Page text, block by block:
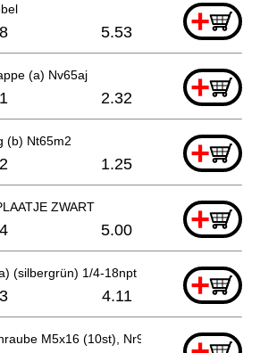
+
5.53
(a) Nv65aj +
2.32
(b) Nt65m2 +
1.25
ZWART +
5.00
(silbergrün) 1/4-18npt +
4.11
M5x16 (10st), Nr90aa